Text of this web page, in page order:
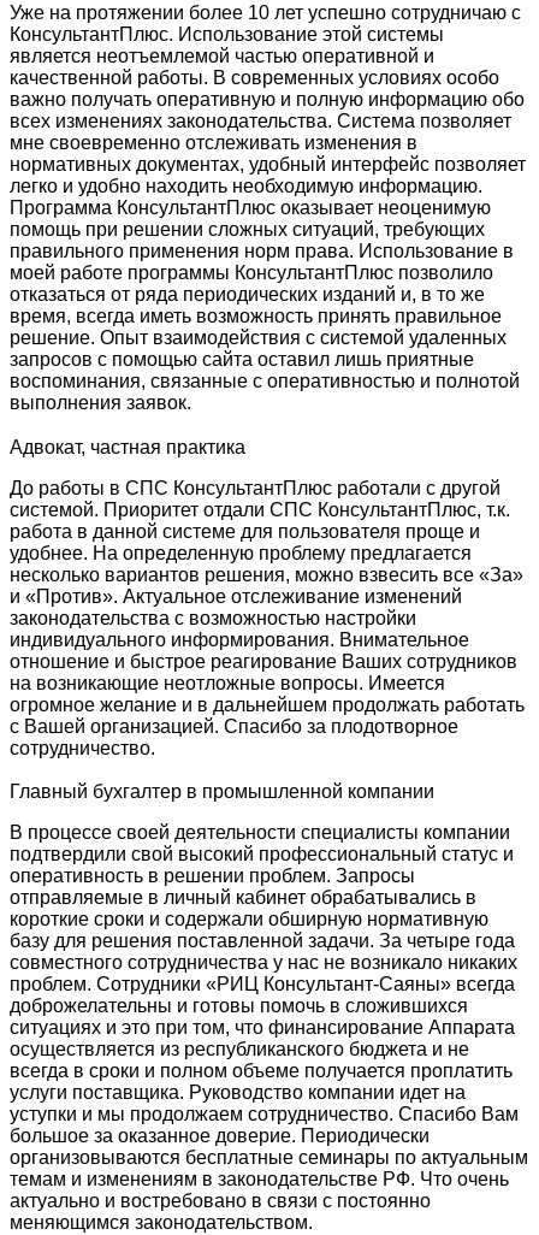
Уже на протяжении более 10 лет успешно сотрудничаю с
КонсультантПлюс. Использование этой системы
является неотъемлемой частью оперативной и
качественной работы. В современных условиях особо
важно получать оперативную и полную информацию обо
всех изменениях законодательства. Система позволяет
мне своевременно отслеживать изменения в
нормативных документах, удобный интерфейс позволяет
легко и удобно находить необходимую информацию.
Программа КонсультантПлюс оказывает неоценимую
помощь при решении сложных ситуаций, требующих
правильного применения норм права. Использование в
моей работе программы КонсультантПлюс позволило
отказаться от ряда периодических изданий и, в то же
время, всегда иметь возможность принять правильное
решение. Опыт взаимодействия с системой удаленных
запросов с помощью сайта оставил лишь приятные
воспоминания, связанные с оперативностью и полнотой
выполнения заявок.
Адвокат, частная практика
До работы в СПС КонсультантПлюс работали с другой
системой. Приоритет отдали СПС КонсультантПлюс, т.к.
работа в данной системе для пользователя проще и
удобнее. На определенную проблему предлагается
несколько вариантов решения, можно взвесить все «За»
и «Против». Актуальное отслеживание изменений
законодательства с возможностью настройки
индивидуального информирования. Внимательное
отношение и быстрое реагирование Ваших сотрудников
на возникающие неотложные вопросы. Имеется
огромное желание и в дальнейшем продолжать работать
с Вашей организацией. Спасибо за плодотворное
сотрудничество.
Главный бухгалтер в промышленной компании
В процессе своей деятельности специалисты компании
подтвердили свой высокий профессиональный статус и
оперативность в решении проблем. Запросы
отправляемые в личный кабинет обрабатывались в
короткие сроки и содержали обширную нормативную
базу для решения поставленной задачи. За четыре года
совместного сотрудничества у нас не возникало никаких
проблем. Сотрудники «РИЦ Консультант-Саяны» всегда
доброжелательны и готовы помочь в сложившихся
ситуациях и это при том, что финансирование Аппарата
осуществляется из республиканского бюджета и не
всегда в сроки и полном объеме получается проплатить
услуги поставщика. Руководство компании идет на
уступки и мы продолжаем сотрудничество. Спасибо Вам
большое за оказанное доверие. Периодически
организовываются бесплатные семинары по актуальным
темам и изменениям в законодательстве РФ. Что очень
актуально и востребовано в связи с постоянно
меняющимся законодательством.